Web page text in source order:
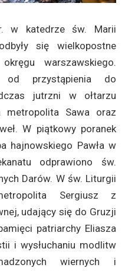
w katedrze św. Marii
się wielkopostne
warszawskiego.
od przystąpienia do
jutrzni w ołtarzu
metropolita Sawa oraz
W piątkowy poranek
hajnowskiego Pawła w
odprawiono św.
Darów. W św. Liturgii
Sergiusz z
udający się do Gruzji
patriarchy Eliasza
i wysłuchaniu modlitw
wiernych i